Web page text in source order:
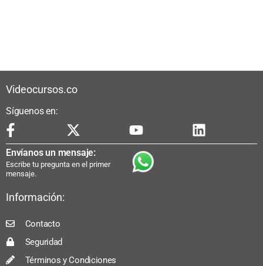
Videocursos.co
Síguenos en:
Envíanos un mensaje:
Escribe tu pregunta en el primer
mensaje.
Información:
Contacto
Seguridad
Términos y Condiciones